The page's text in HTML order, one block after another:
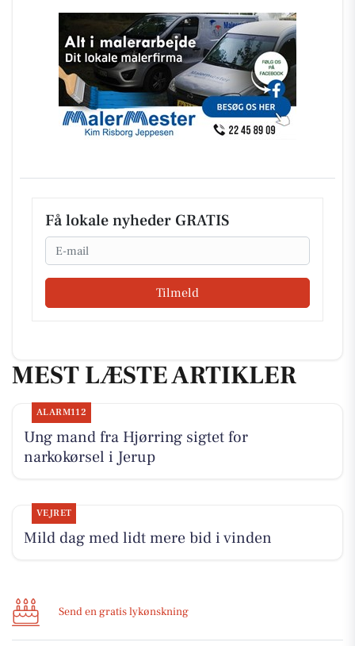
Få lokale nyheder GRATIS
Email
Tilmeld
MEST LÆSTE ARTIKLER
ALARM112
Ung mand fra Hjørring sigtet for
narkokørsel i Jerup
VEJRET
Mild dag med lidt mere bid i vinden
Send en gratis lykønskning